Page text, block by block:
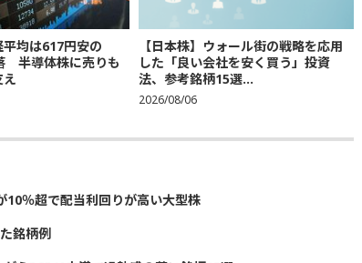
平均は617円安の
半導体株に売りも
【日本株】ウォール街の戦略を応用
した「良い会社を安く買う」投資
法、参考銘柄15選...
2026/08/06
10％超で配当利回りが高い大型株
銘柄例